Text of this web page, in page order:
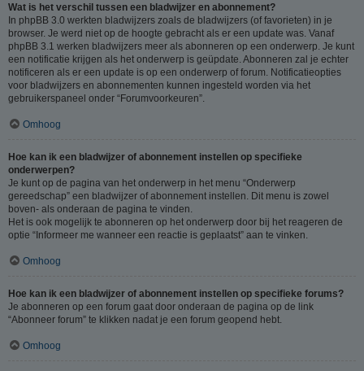
Wat is het verschil tussen een bladwijzer en abonnement?
In phpBB 3.0 werkten bladwijzers zoals de bladwijzers (of favorieten) in je
browser. Je werd niet op de hoogte gebracht als er een update was. Vanaf
phpBB 3.1 werken bladwijzers meer als abonneren op een onderwerp. Je kunt
een notificatie krijgen als het onderwerp is geüpdate. Abonneren zal je echter
notificeren als er een update is op een onderwerp of forum. Notificatieopties
voor bladwijzers en abonnementen kunnen ingesteld worden via het
gebruikerspaneel onder “Forumvoorkeuren”.
Omhoog
Hoe kan ik een bladwijzer of abonnement instellen op specifieke
onderwerpen?
Je kunt op de pagina van het onderwerp in het menu “Onderwerp
gereedschap” een bladwijzer of abonnement instellen. Dit menu is zowel
boven- als onderaan de pagina te vinden.
Het is ook mogelijk te abonneren op het onderwerp door bij het reageren de
optie “Informeer me wanneer een reactie is geplaatst” aan te vinken.
Omhoog
Hoe kan ik een bladwijzer of abonnement instellen op specifieke forums?
Je abonneren op een forum gaat door onderaan de pagina op de link
“Abonneer forum” te klikken nadat je een forum geopend hebt.
Omhoog